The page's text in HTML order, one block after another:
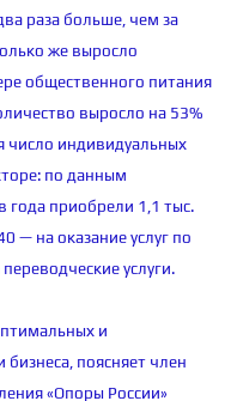
раза больше, чем за
же выросло
общественного питания
выросло на 53%
число индивидуальных
по данным
года приобрели 1,1 тыс.
— на оказание услуг по
услуги.
и
поясняет член
«Опоры России»